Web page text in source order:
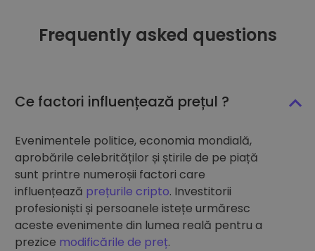
Frequently asked questions
Ce factori influențează prețul ?
Evenimentele politice, economia mondială,
aprobările celebrităților și știrile de pe piață
sunt printre numeroșii factori care
influențează prețurile cripto. Investitorii
profesioniști și persoanele istețe urmăresc
aceste evenimente din lumea reală pentru a
prezice modificările de preț.